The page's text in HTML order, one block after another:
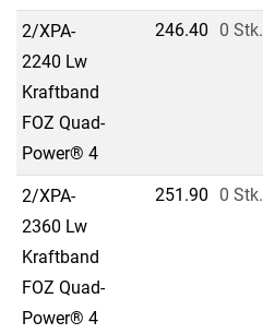
2/XPA-
2240 Lw
Kraftband
FOZ Quad-
Power® 4
246.40 0 Stk.
2/XPA-
2360 Lw
Kraftband
FOZ Quad-
Power® 4
251.90 0 Stk.